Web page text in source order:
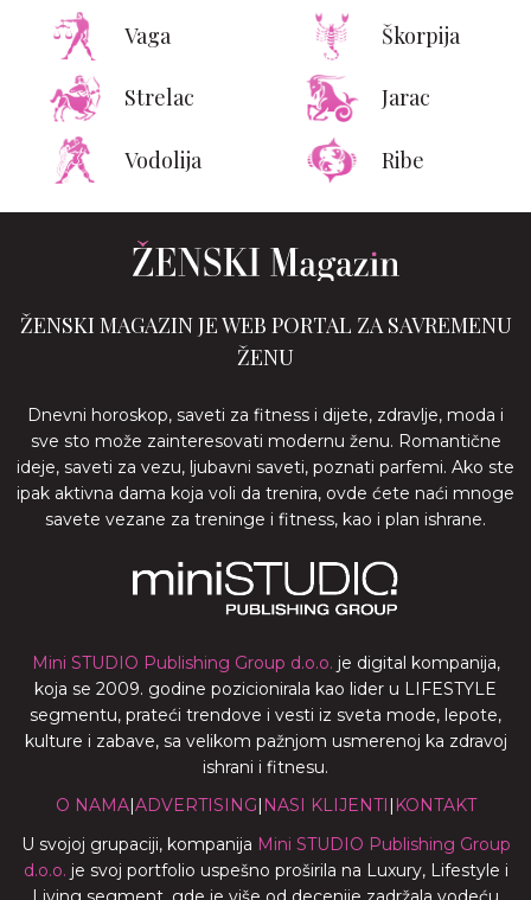
Vaga Škorpija
Strelac Jarac
Vodolija Ribe
ŽENSKI MAGAZIN JE WEB PORTAL ZA SAVREMENU
ŽENU
Dnevni horoskop, saveti za fitness i dijete, zdravlje, moda i
sve sto može zainteresovati modernu ženu. Romantične
ideje, saveti za vezu, ljubavni saveti, poznati parfemi. Ako ste
ipak aktivna dama koja voli da trenira, ovde ćete naći mnoge
savete vezane za treninge i fitness, kao i plan ishrane.
Mini STUDIO Publishing Group d.o.o. je digital kompanija,
koja se 2009. godine pozicionirala kao lider u LIFESTYLE
segmentu, prateći trendove i vesti iz sveta mode, lepote,
kulture i zabave, sa velikom pažnjom usmerenoj ka zdravoj
ishrani i fitnesu.
O NAMA|ADVERTISING| NASI KLIJENTI | KONTAKT
U svojoj grupaciji, kompanija Mini STUDIO Publishing Group
d.o.o. je svoj portfolio uspešno proširila na Luxury, Lifestyle i